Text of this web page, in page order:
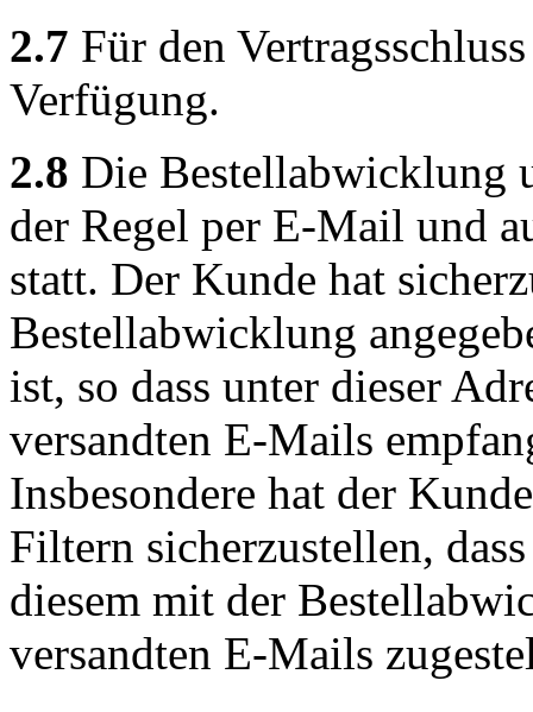
2.7 Für den
Verfügung.
2.8 Die Bestellabwicklung
der Regel per E-Mail und
statt. Der Kunde hat
Bestellabwicklung
ist, so dass unter dieser
versandten E-Mails
Insbesondere hat der
Filtern sicherzustellen,
diesem mit der
versandten E-Mails